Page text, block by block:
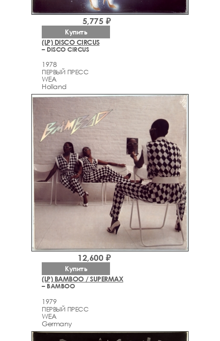
(LP) DISCO CIRCUS
– DISCO CIRCUS
1978
ПЕРВЫЙ ПРЕСС
WEA
Holland
5,775 ₽
Купить
(LP) BAMBOO / SUPERMAX
– BAMBOO
1979
ПЕРВЫЙ ПРЕСС
WEA
Germany
12,600 ₽
Купить